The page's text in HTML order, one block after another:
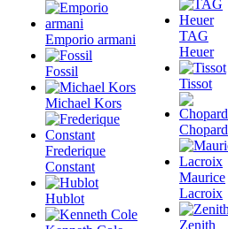
Emporio armani
Fossil
Michael Kors
Frederique
Constant
Hublot
TAG
Heuer
Tissot
Chopard
Maurice
Lacroix
Zenith